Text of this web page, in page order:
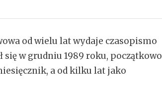
od wielu lat wydaje czasopismo
się w grudniu 1989 roku, początkowo
a od kilku lat jako